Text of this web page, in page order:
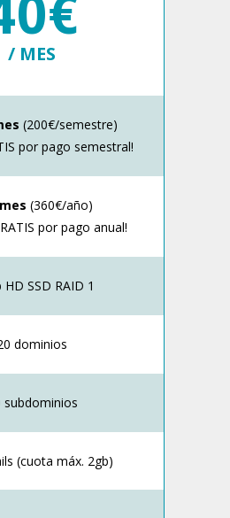
/ MES
(200€/semestre)
por pago semestral!
(360€/año)
por pago anual!
HD SSD RAID 1
dominios
subdominios
(cuota máx. 2gb)